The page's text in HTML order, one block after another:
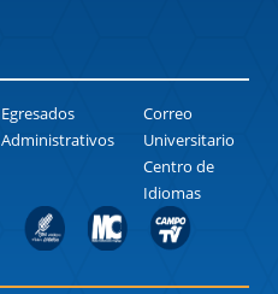
Egresados
Administrativos
Correo
Universitario
Centro de
Idiomas